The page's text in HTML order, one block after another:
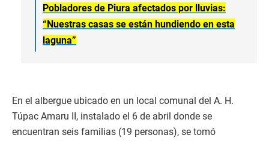
Pobladores de Piura afectados por lluvias:
“Nuestras casas se están hundiendo en esta
laguna”
En el albergue ubicado en un local comunal del A. H.
Túpac Amaru II, instalado el 6 de abril donde se
encuentran seis familias (19 personas), se tomó